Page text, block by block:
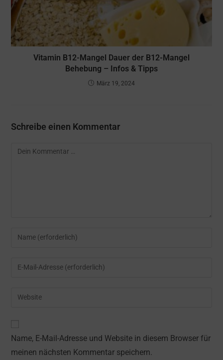
Vitamin B12-Mangel Dauer der B12-Mangel
Behebung – Infos & Tipps
März 19, 2024
Schreibe einen Kommentar
Kommentar
Gib
oder
zum
Gib
Mail-
Kommentieren
ein
Gib
ein
(optional)
Name, E-Mail-Adresse und Website in diesem Browser für
meinen nächsten Kommentar speichern.